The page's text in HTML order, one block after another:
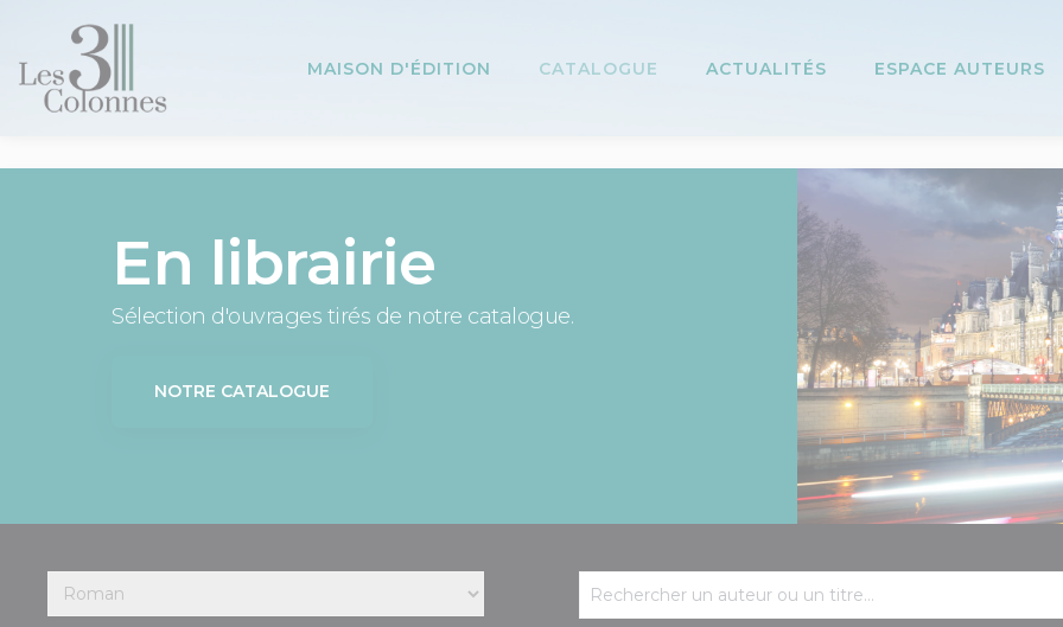
MAISON D'ÉDITION CATALOGUE ACTUALITÉS ESPACE AUTEURS
En librairie
Sélection d'ouvrages tirés de notre catalogue.
NOTRE CATALOGUE